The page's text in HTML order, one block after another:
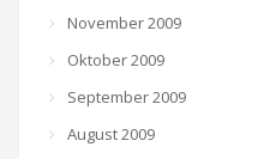
November 2009
Oktober 2009
September 2009
August 2009